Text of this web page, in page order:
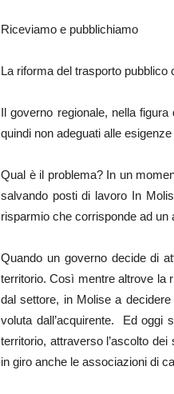
Riceviamo e pubblichiamo
La riforma del trasporto
Il governo regionale, nella
quindi non adeguati alle
Qual è il problema? In un
salvando posti di lavoro In
risparmio che corrisponde ad
Quando un governo decide di
territorio. Così mentre altrove la
dal settore, in Molise a
voluta dall’acquirente. Ed oggi
territorio, attraverso l’ascolto
in giro anche le associazioni di